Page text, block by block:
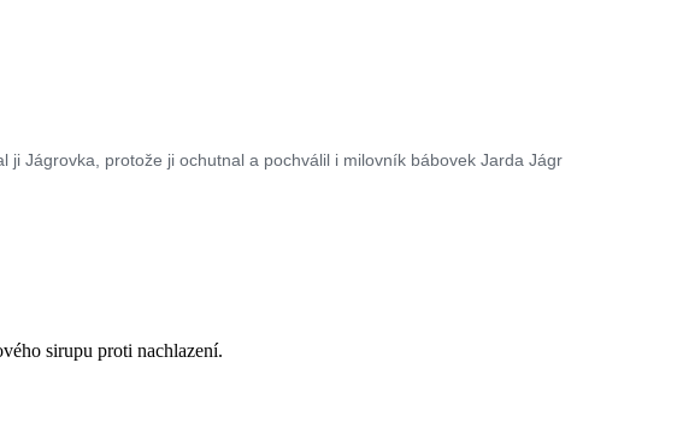
ji Jágrovka, protože ji ochutnal a pochválil i milovník bábovek Jarda Jágr
sirupu proti nachlazení.